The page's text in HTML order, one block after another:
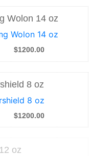
Wolon 14 oz
$1200.00
8 oz
$1200.00
oz